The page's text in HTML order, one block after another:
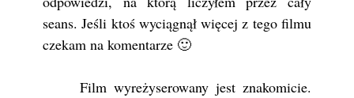
seans. Jeśli ktoś wyciągnął więcej z tego filmu
czekam na komentarze 🙂
Film wyreżyserowany jest znakomicie.